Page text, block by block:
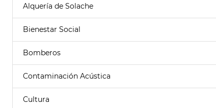
Alquería de Solache
Bienestar Social
Bomberos
Contaminación Acústica
Cultura